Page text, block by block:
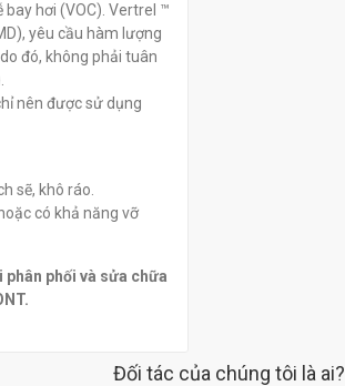
hơi (VOC). Vertrel ™
yêu cầu hàm lượng
đó, không phải tuân
nên được sử dụng
sẽ, khô ráo.
có khả năng vỡ
phân phối và sửa chữa
Đối tác của chúng tôi là ai?